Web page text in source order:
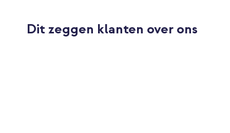
Dit zeggen klanten over ons